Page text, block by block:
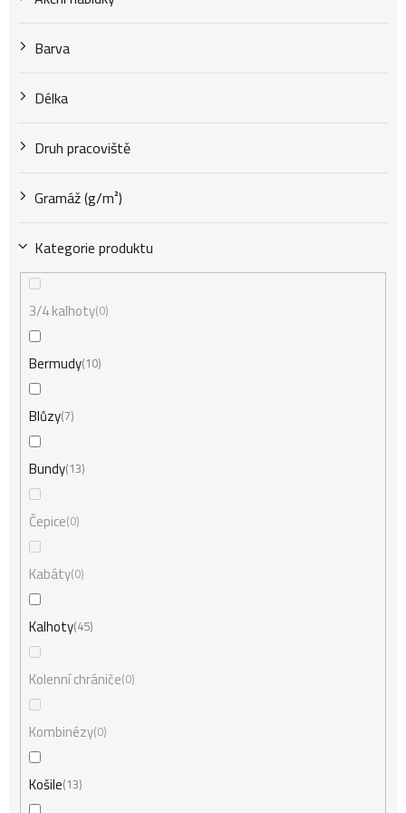
k
ů
Barva
Délka
Druh pracoviště
Gramáž (g/m²)
Kategorie produktu
3/4 kalhoty 0
Bermudy 10
Blůzy7
Bundy 13
Čepice 0
Kabáty 0
Kalhoty 45
Kolenní chrániče 0
Kombinézy 0
Košile 13